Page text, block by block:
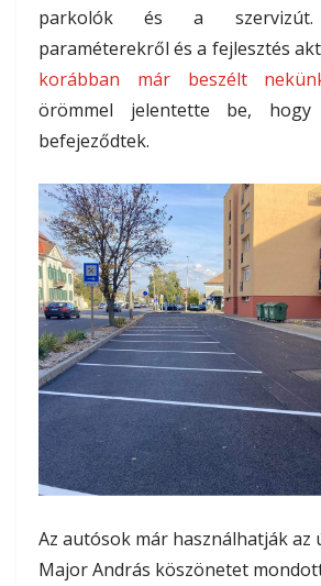
parkolók és a
paraméterekről és a fejlesztés
korábban már beszélt
örömmel jelentette be,
befejeződtek.
Az autósok már használhatják az
Major András köszönetet